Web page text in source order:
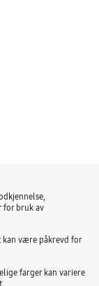
for bruk av
kan være påkrevd for
farger kan variere